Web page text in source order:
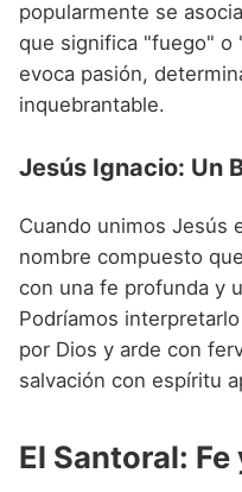
popularmente se
que significa "fuego" o
evoca pasión,
inquebrantable.
Jesús Ignacio: Un
Cuando unimos Jesús
nombre compuesto
con una fe profunda y
Podríamos
por Dios y arde con
salvación con espíritu
El Santoral: